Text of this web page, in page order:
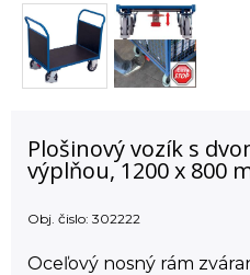
Plošinový vozík s
výplňou, 1200 x 800
Obj. čislo: 302222
Oceľový nosný rám